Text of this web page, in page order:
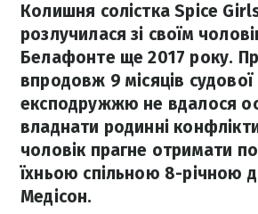
Колишня солістка Spice
розлучилася зі своїм
Белафонте ще 2017 року.
впродовж 9 місяців судової
експодружжю не вдалося
владнати родинні
чоловік прагне отримати
їхньою спільною 8-річною
Медісон.